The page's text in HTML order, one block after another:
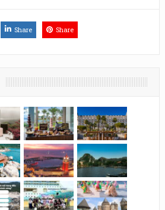
Share Share